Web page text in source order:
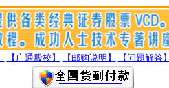
【广通股校】 【邮购说明】 【问题解答】